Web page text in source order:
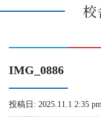
IMG_0886
投稿日: 2025.11.1 2:35